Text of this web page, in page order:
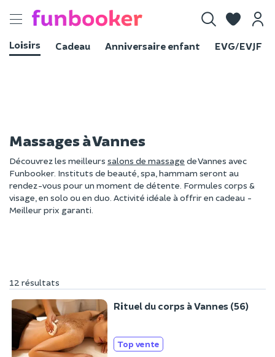
Toggle
Loisirs
Cadeau Anniversaire enfant EVG/EVJF
Massages à Vannes
Découvrez les meilleurs salons de massage de Vannes avec
Funbooker. Instituts de beauté, spa, hammam seront au
rendez-vous pour un moment de détente. Formules corps &
visage, en solo ou en duo. Activité idéale à offrir en cadeau -
Meilleur prix garanti.
12 résultats
Rituel du corps à Vannes (56)
Top vente